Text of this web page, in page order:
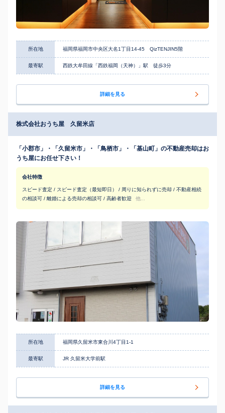
所在地 福岡県福岡市中央区大名1丁目14-45 QizTENJIN5階
最寄駅 西鉄大牟田線「西鉄福岡（天神）」駅 徒歩3分
詳細を見る
株式会社おうち屋 久留米店
「小郡市」・「久留米市」・「鳥栖市」・「基山町」の不動産売却はお
うち屋にお任せ下さい！
会社特徴
スピード査定 / スピード査定（最短即日） / 周りに知られずに売却 / 不動産相続
の相談可 / 離婚による売却の相談可 / 高齢者歓迎
他...
所在地 福岡県久留米市東合川4丁目1-1
最寄駅 JR 久留米大学前駅
詳細を見る